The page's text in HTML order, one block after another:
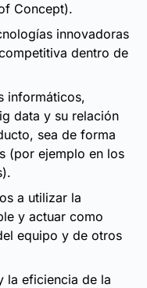
Concept).
innovadoras
dentro de
informáticos,
data y su relación
sea de forma
(por ejemplo en los
a utilizar la
y actuar como
equipo y de otros
la eficiencia de la